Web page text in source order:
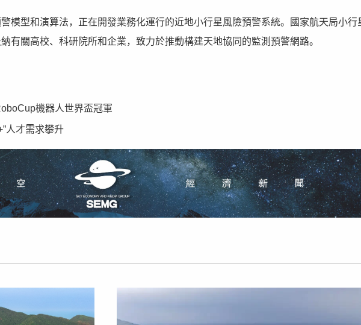
模型和演算法，正在開發業務化運行的近地小行星風險預警系統。國家航天局小行
有關高校、科研院所和企業，致力於推動構建天地協同的監測預警網路。
機器人世界盃冠軍
人才需求攀升